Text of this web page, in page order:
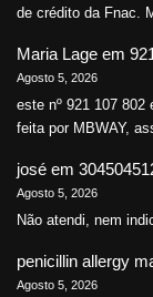
de crédito da Fnac.
Maria Lage em
Agosto 5, 2026
este nº 921 107 802
feita por MBWAY,
josé em
Agosto 5, 2026
Não atendi, nem
penicillin allergy
Agosto 5, 2026